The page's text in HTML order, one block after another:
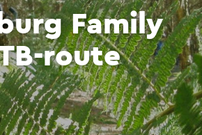
Family
route